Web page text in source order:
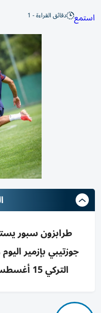
استمع دقائق القراءة - 1
طرابزون سبور
جوزتيبي بإزمير
التركي 15 أغسطس 2026 أمام قاسم باشا